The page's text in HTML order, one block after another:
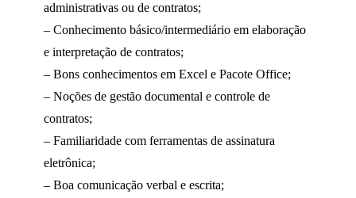
administrativas ou de contratos;
– Conhecimento básico/intermediário em elaboração
e interpretação de contratos;
– Bons conhecimentos em Excel e Pacote Office;
– Noções de gestão documental e controle de
contratos;
– Familiaridade com ferramentas de assinatura
eletrônica;
– Boa comunicação verbal e escrita;